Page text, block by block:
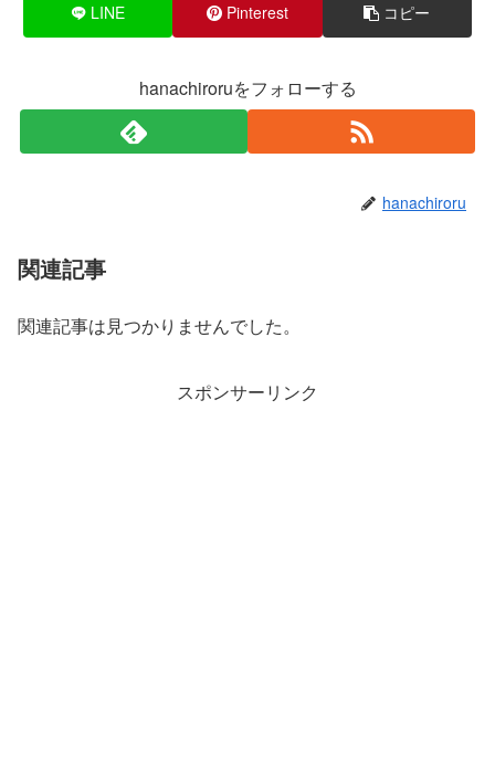
LINE Pinterest コピー
hanachiroruをフォローする
hanachiroru
関連記事
関連記事は見つかりませんでした。
スポンサーリンク